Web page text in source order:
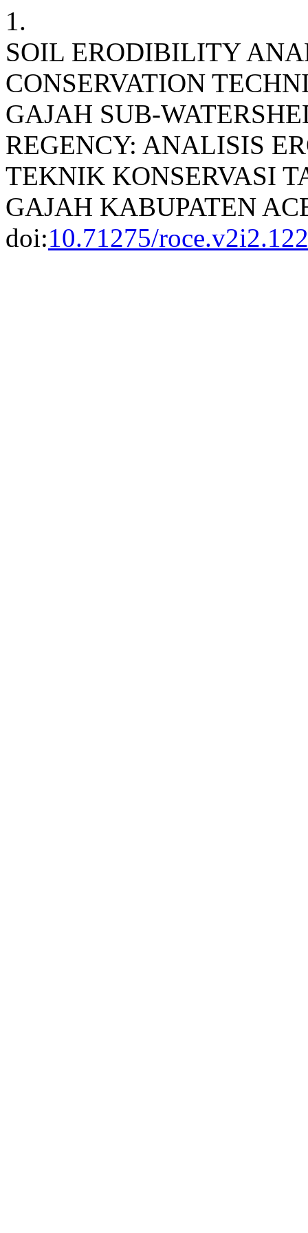
1.
SOIL ERODIBILITY
CONSERVATION
GAJAH SUB-
REGENCY: ANALISIS
TEKNIK KONSERVASI
GAJAH KABUPATEN
doi:10.71275/roce.v2i2.122